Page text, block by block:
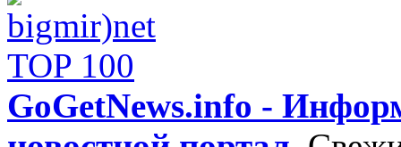
GoGetNews.info -